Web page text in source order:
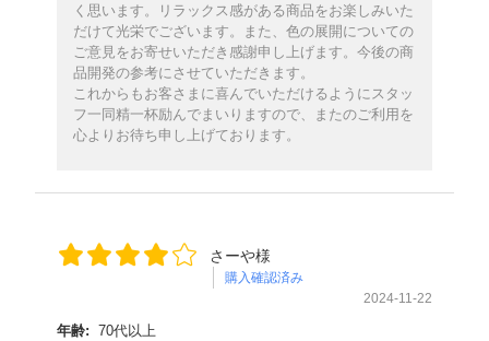
く思います。リラックス感がある商品をお楽しみいた
だけて光栄でございます。また、色の展開についての
ご意見をお寄せいただき感謝申し上げます。今後の商
品開発の参考にさせていただきます。
これからもお客さまに喜んでいただけるようにスタッ
フ一同精一杯励んでまいりますので、またのご利用を
心よりお待ち申し上げております。
さーや様
購入確認済み
2024-11-22
年齢: 70代以上